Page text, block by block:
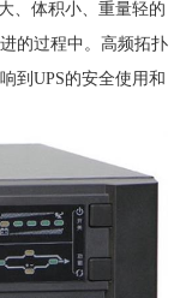
、体积小、重量轻的
的过程中。高频拓扑
到UPS的安全使用和